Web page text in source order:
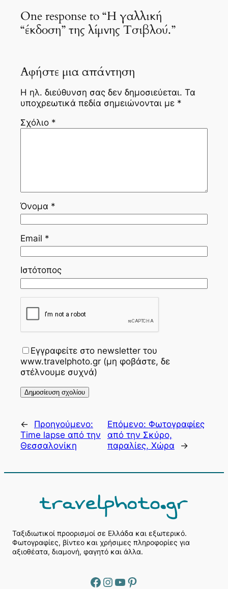
One response to “Η γαλλική
“έκδοση” της λίμνης Τσιβλού.”
Αφήστε μια απάντηση
Η ηλ. διεύθυνση σας δεν δημοσιεύεται. Τα
υποχρεωτικά πεδία σημειώνονται με *
Σχόλιο *
Όνομα *
Email *
Ιστότοπος
Εγγραφείτε στο newsletter του
www.travelphoto.gr (μη φοβάστε, δε
στέλνουμε συχνά)
←
Προηγούμενο:
Time lapse από την
Θεσσαλονίκη
Επόμενο: Φωτογραφίες
από την Σκύρο,
παραλίες, Χώρα
→
Ταξιδιωτικοί προορισμοί σε Ελλάδα και εξωτερικό.
Φωτογραφίες, βίντεο και χρήσιμες πληροφορίες για
αξιοθέατα, διαμονή, φαγητό και άλλα.
Facebook Instagram YouTube Pinterest